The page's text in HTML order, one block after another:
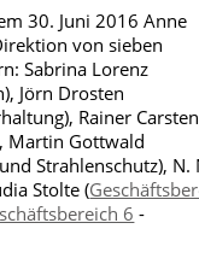
30. Juni 2016 Anne
von sieben
Sabrina Lorenz
Jörn Drosten
Rainer
Martin Gottwald
Strahlenschutz), N.
Stolte (
6 -